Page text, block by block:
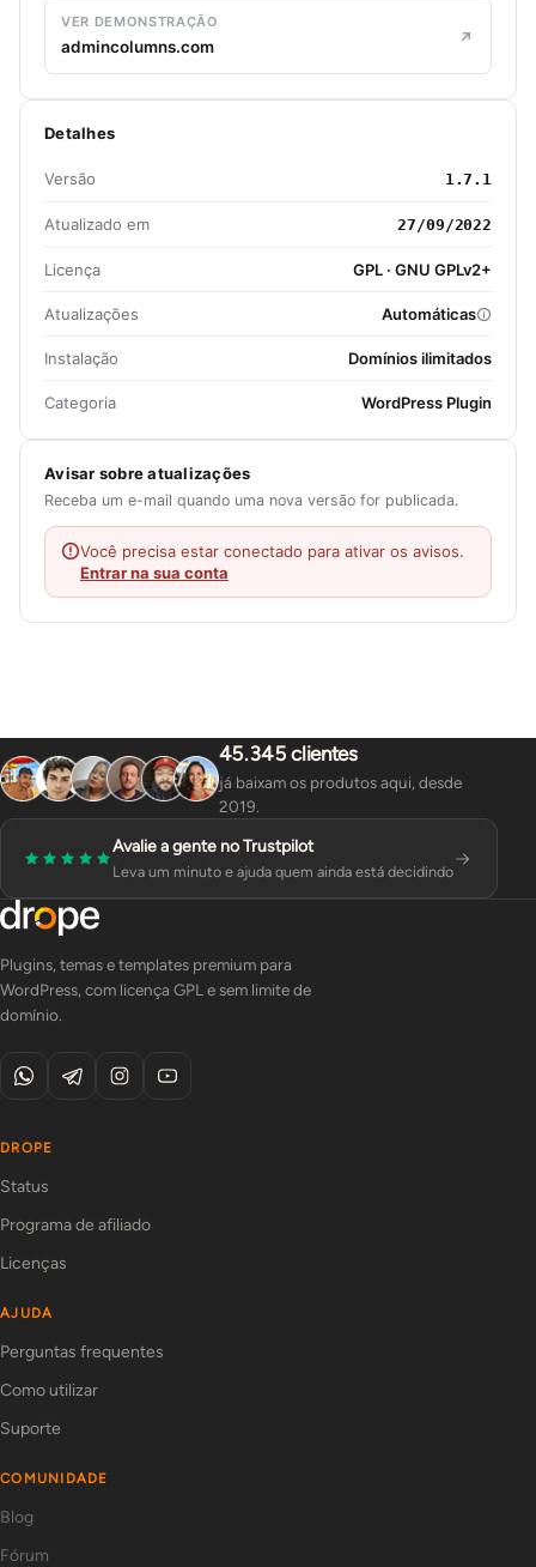
VER DEMONSTRAÇÃO
admincolumns.com
Detalhes
Versão 1.7.1
Atualizado em 27/09/2022
Licença GPL · GNU GPLv2+
Atualizações Automáticas
Instalação Domínios ilimitados
Categoria WordPress Plugin
Avisar sobre atualizações
Receba um e-mail quando uma nova versão for publicada.
Você precisa estar conectado para ativar os avisos.
Entrar na sua conta
45.345 clientes
já baixam os produtos aqui, desde
2019.
Avalie a gente no Trustpilot
Leva um minuto e ajuda quem ainda está decidindo
Plugins, temas e templates premium para
WordPress, com licença GPL e sem limite de
domínio.
DROPE
Status
Programa de afiliado
Licenças
AJUDA
Perguntas frequentes
Como utilizar
Suporte
COMUNIDADE
Blog
Fórum